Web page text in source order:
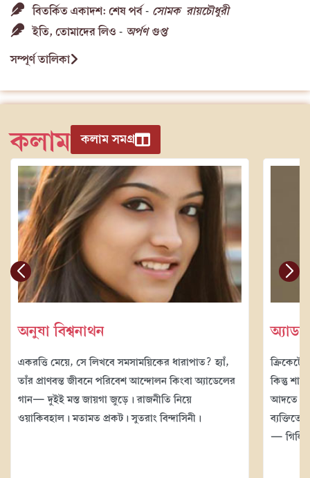
বিতর্কিত একাদশ: শেষ পর্ব- সোমক রায়চৌধুরী
ইতি, তোমাদের লিও - অর্পণ গুপ্ত
সম্পূর্ণ তালিকা
কলাম কলাম সমগ্র
অনুষা বিশ্বনাথন
একরত্তি মেয়ে, সে লিখবে সমসাময়িকের ধারাপাত? হ্যাঁ,
তাঁর প্রাণবন্ত জীবনে পরিবেশ আন্দোলন কিংবা অ্যাডেলের
গান— দুইই মস্ত জায়গা জুড়ে। রাজনীতি নিয়ে
ওয়াকিবহাল। মতামত প্রকট। সুতরাং বিন্দাসিনী।
কিন্তু
আদতে
— গিলি